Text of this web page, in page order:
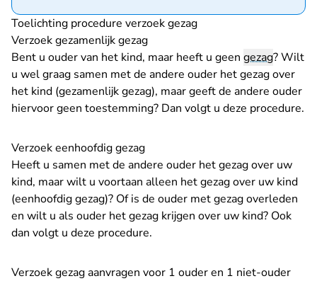
Toelichting procedure verzoek gezag
Verzoek gezamenlijk gezag
Bent u ouder van het kind, maar heeft u geen gezag? Wilt
u wel graag samen met de andere ouder het gezag over
het kind (gezamenlijk gezag), maar geeft de andere ouder
hiervoor geen toestemming? Dan volgt u deze procedure.
Verzoek eenhoofdig gezag
Heeft u samen met de andere ouder het gezag over uw
kind, maar wilt u voortaan alleen het gezag over uw kind
(eenhoofdig gezag)? Of is de ouder met gezag overleden
en wilt u als ouder het gezag krijgen over uw kind? Ook
dan volgt u deze procedure.
Verzoek gezag aanvragen voor 1 ouder en 1 niet-ouder